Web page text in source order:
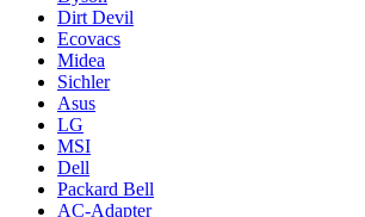
Dirt Devil
Ecovacs
Midea
Sichler
Asus
LG
MSI
Dell
Packard Bell
AC-Adapter